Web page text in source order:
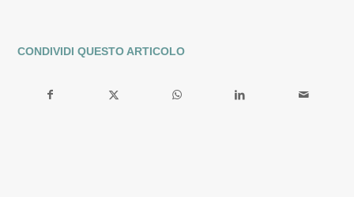
CONDIVIDI QUESTO ARTICOLO